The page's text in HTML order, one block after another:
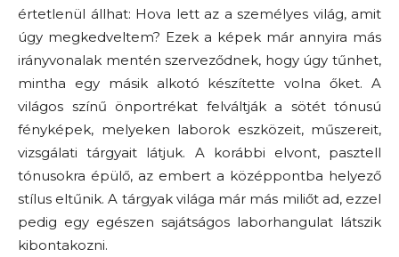
értetlenül állhat: Hova lett az a személyes világ, amit
úgy megkedveltem? Ezek a képek már annyira más
irányvonalak mentén szerveződnek, hogy úgy tűnhet,
mintha egy másik alkotó készítette volna őket. A
világos színű önportrékat felváltják a sötét tónusú
fényképek, melyeken laborok eszközeit, műszereit,
vizsgálati tárgyait látjuk. A korábbi elvont, pasztell
tónusokra épülő, az embert a középpontba helyező
stílus eltűnik. A tárgyak világa már más miliőt ad, ezzel
pedig egy egészen sajátságos laborhangulat látszik
kibontakozni.